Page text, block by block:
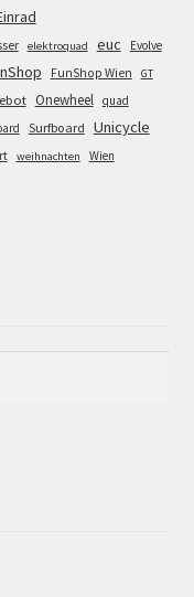
elektroquad euc
Evolve
FunShop Wien GT
Onewheel quad
Surfboard Unicycle
weihnachten
Wien